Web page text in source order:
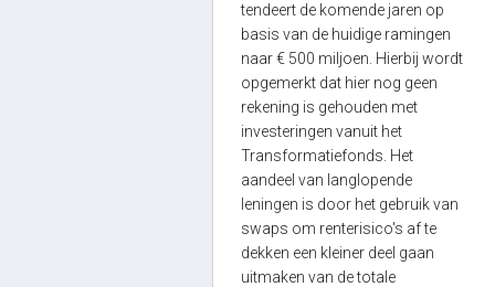
tendeert de komende jaren op
basis van de huidige ramingen
naar € 500 miljoen. Hierbij wordt
opgemerkt dat hier nog geen
rekening is gehouden met
investeringen vanuit het
Transformatiefonds. Het
aandeel van langlopende
leningen is door het gebruik van
swaps om renterisico's af te
dekken een kleiner deel gaan
uitmaken van de totale